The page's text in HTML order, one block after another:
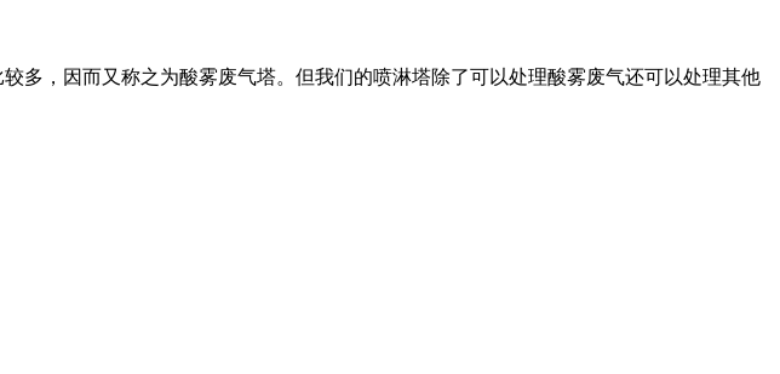
多，因而又称之为酸雾废气塔。但我们的喷淋塔除了可以处理酸雾废气还可以处理其他